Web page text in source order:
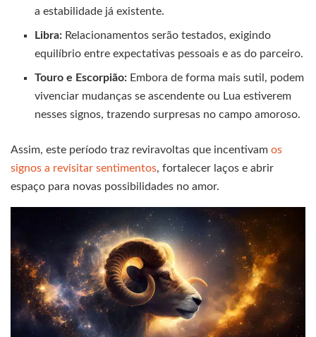
a estabilidade já existente.
Libra: Relacionamentos serão testados, exigindo
equilíbrio entre expectativas pessoais e as do parceiro.
Touro e Escorpião: Embora de forma mais sutil, podem
vivenciar mudanças se ascendente ou Lua estiverem
nesses signos, trazendo surpresas no campo amoroso.
Assim, este período traz reviravoltas que incentivam os
signos a revisitar sentimentos, fortalecer laços e abrir
espaço para novas possibilidades no amor.